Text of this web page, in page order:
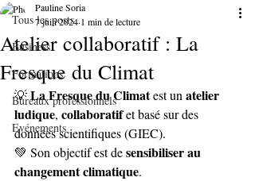
Tous les posts
Business
Formations
Bureaux professionnels
Evénements
Atelier collaboratif : La
Fresque du Climat
Pauline Soria
7 juin 2024 1 min de lecture
💡 La Fresque du Climat est un atelier
ludique, collaboratif et basé sur des
données scientifiques (GIEC).
💚 Son objectif est de sensibiliser au
changement climatique.